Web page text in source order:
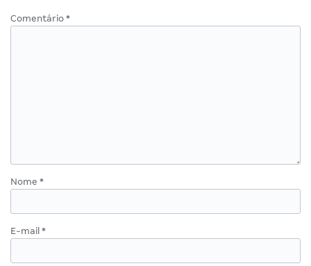
Comentário *
Nome *
E-mail *